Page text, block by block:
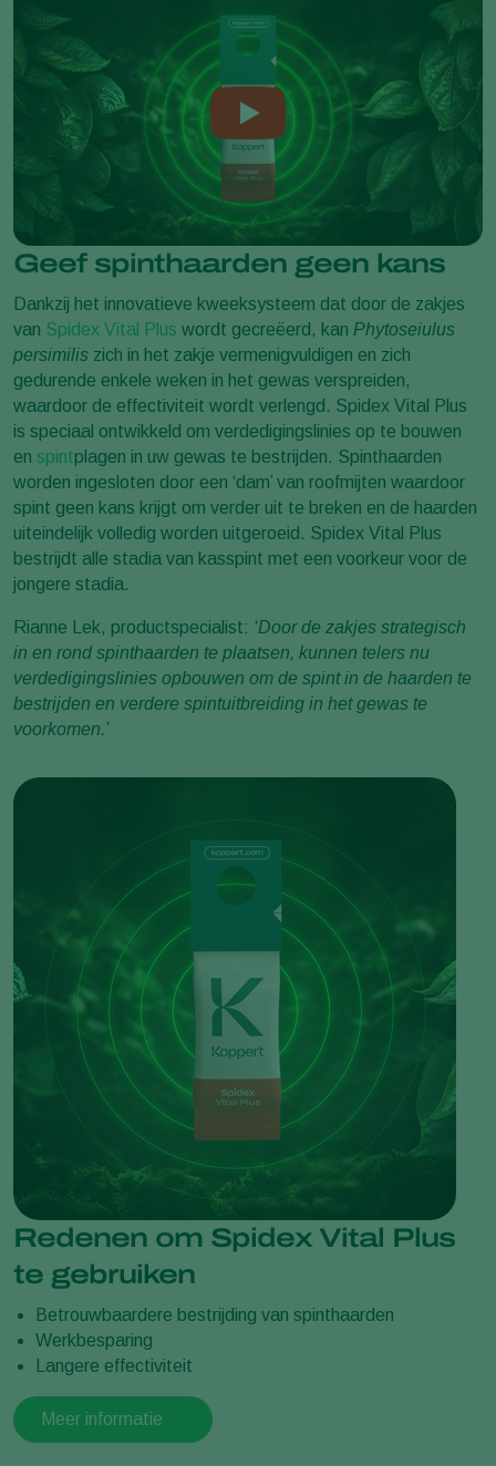
Geef spinthaarden geen kans
Dankzij het innovatieve kweeksysteem dat door de zakjes
van Spidex Vital Plus wordt gecreëerd, kan Phytoseiulus
persimilis zich in het zakje vermenigvuldigen en zich
gedurende enkele weken in het gewas verspreiden,
waardoor de effectiviteit wordt verlengd. Spidex Vital Plus
is speciaal ontwikkeld om verdedigingslinies op te bouwen
en spintplagen in uw gewas te bestrijden. Spinthaarden
worden ingesloten door een ‘dam’ van roofmijten waardoor
spint geen kans krijgt om verder uit te breken en de haarden
uiteindelijk volledig worden uitgeroeid. Spidex Vital Plus
bestrijdt alle stadia van kasspint met een voorkeur voor de
jongere stadia.
Rianne Lek, productspecialist: ‘Door de zakjes strategisch
in en rond spinthaarden te plaatsen, kunnen telers nu
verdedigingslinies opbouwen om de spint in de haarden te
bestrijden en verdere spintuitbreiding in het gewas te
voorkomen.’
Redenen om Spidex Vital Plus
te gebruiken
Betrouwbaardere bestrijding van spinthaarden
Werkbesparing
Langere effectiviteit
Meer informatie